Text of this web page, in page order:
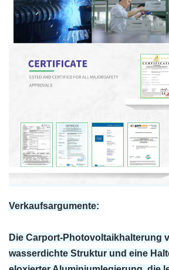
Verkaufsargumente:
Die Carport-Photovoltaikhalterung
wasserdichte Struktur und eine